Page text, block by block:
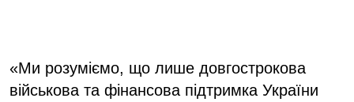
«Ми розуміємо, що лише довгострокова
військова та фінансова підтримка України